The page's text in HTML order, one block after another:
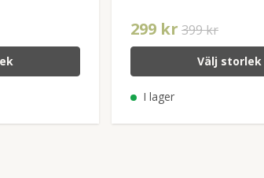
299 kr 399 kr
Välj storlek
I lager